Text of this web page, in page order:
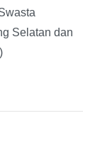
Selatan dan
)